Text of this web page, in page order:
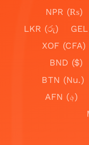
NPR (₨)
LKR (රු)
XOF (CFA)
BND ($)
BTN (Nu.)
AFN (؋)